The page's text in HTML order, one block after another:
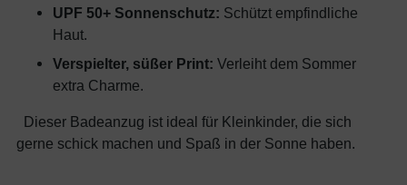
UPF 50+ Sonnenschutz: Schützt empfindliche
Haut.
Verspielter, süßer Print: Verleiht dem Sommer
extra Charme.
Dieser Badeanzug ist ideal für Kleinkinder, die sich
gerne schick machen und Spaß in der Sonne haben.